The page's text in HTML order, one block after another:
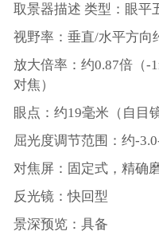
取景器描述 类型：眼平
视野率：垂直/水平方向
放大倍率：约0.87倍（-
对焦）
眼点：约19毫米（自目
屈光度调节范围：约-
对焦屏：固定式，精确
反光镜：快回型
景深预览：具备